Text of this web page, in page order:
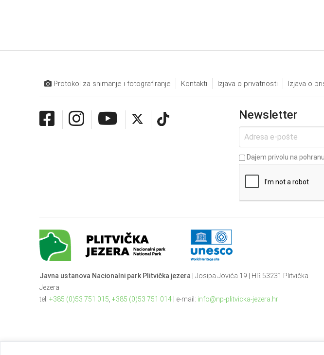
Protokol za snimanje i fotografiranje Kontakti Izjava o privatnosti Izjava o
Newsletter
Dajem privolu na
Javna ustanova Nacionalni park Plitvička jezera| Josipa Jovića 19 | HR 53231 Plitvička
Jezera
tel: +385 (0)53 751 015, +385 (0)53 751 014| e-mail: info@np-plitvicka-jezera.hr